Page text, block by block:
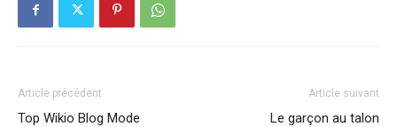
Article précédent
Top Wikio Blog Mode
Article suivant
Le garçon au talon